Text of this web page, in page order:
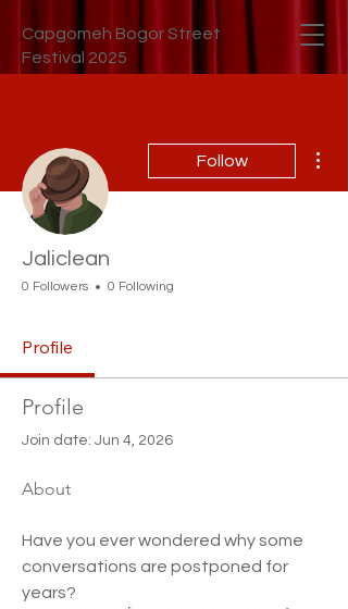
Capgomeh Bogor Street
Festival 2025
Follow
Jaliclean
0 Followers 0 Following
Profile
Profile
Join date: Jun 4, 2026
About
Have you ever wondered why some
conversations are postponed for
years?